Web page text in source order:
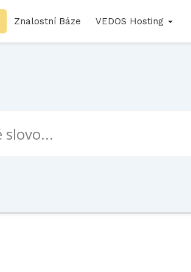
Znalostní Báze VEDOS Hosting